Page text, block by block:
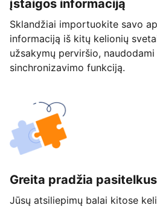
įstaigos informaciją
Sklandžiai importuokite savo
informaciją iš kitų kelionių
užsakymų perviršio,
sinchronizavimo funkciją.
Greita pradžia
Jūsų atsiliepimų balai kitose